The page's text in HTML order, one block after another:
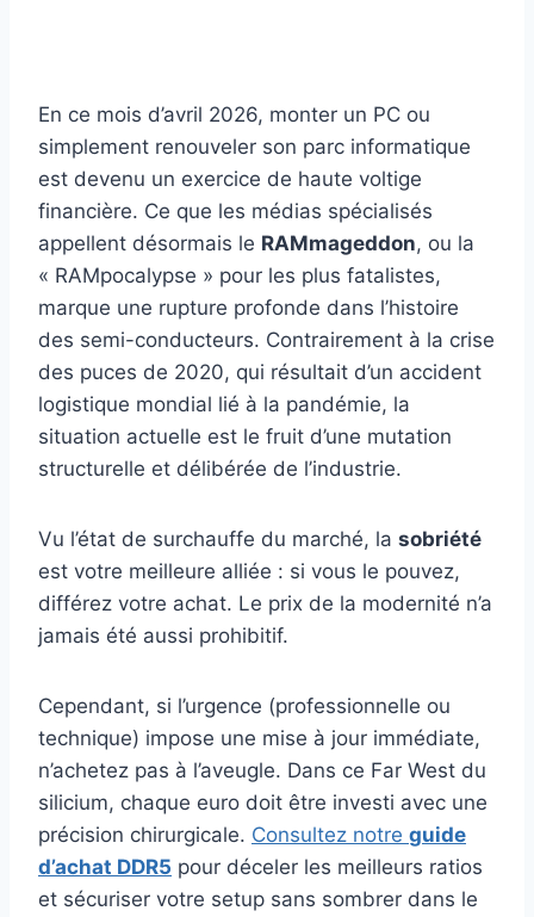
En ce mois d’avril 2026, monter un PC ou
simplement renouveler son parc informatique
est devenu un exercice de haute voltige
financière. Ce que les médias spécialisés
appellent désormais le RAMmageddon, ou la
« RAMpocalypse » pour les plus fatalistes,
marque une rupture profonde dans l’histoire
des semi-conducteurs. Contrairement à la crise
des puces de 2020, qui résultait d’un accident
logistique mondial lié à la pandémie, la
situation actuelle est le fruit d’une mutation
structurelle et délibérée de l’industrie.
Vu l’état de surchauffe du marché, la sobriété
est votre meilleure alliée : si vous le pouvez,
différez votre achat. Le prix de la modernité n’a
jamais été aussi prohibitif.
Cependant, si l’urgence (professionnelle ou
technique) impose une mise à jour immédiate,
n’achetez pas à l’aveugle. Dans ce Far West du
silicium, chaque euro doit être investi avec une
précision chirurgicale. Consultez notre guide
d’achat DDR5 pour déceler les meilleurs ratios
et sécuriser votre setup sans sombrer dans le